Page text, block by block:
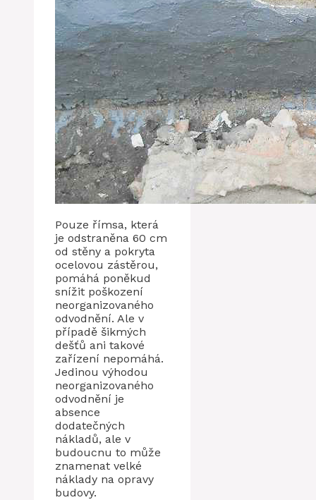
Pouze římsa, která
je odstraněna 60 cm
od stěny a pokryta
ocelovou zástěrou,
pomáhá poněkud
snížit poškození
neorganizovaného
odvodnění. Ale v
případě šikmých
dešťů ani takové
zařízení nepomáhá.
Jedinou výhodou
neorganizovaného
odvodnění je
absence
dodatečných
nákladů, ale v
budoucnu to může
znamenat velké
náklady na opravy
budovy.